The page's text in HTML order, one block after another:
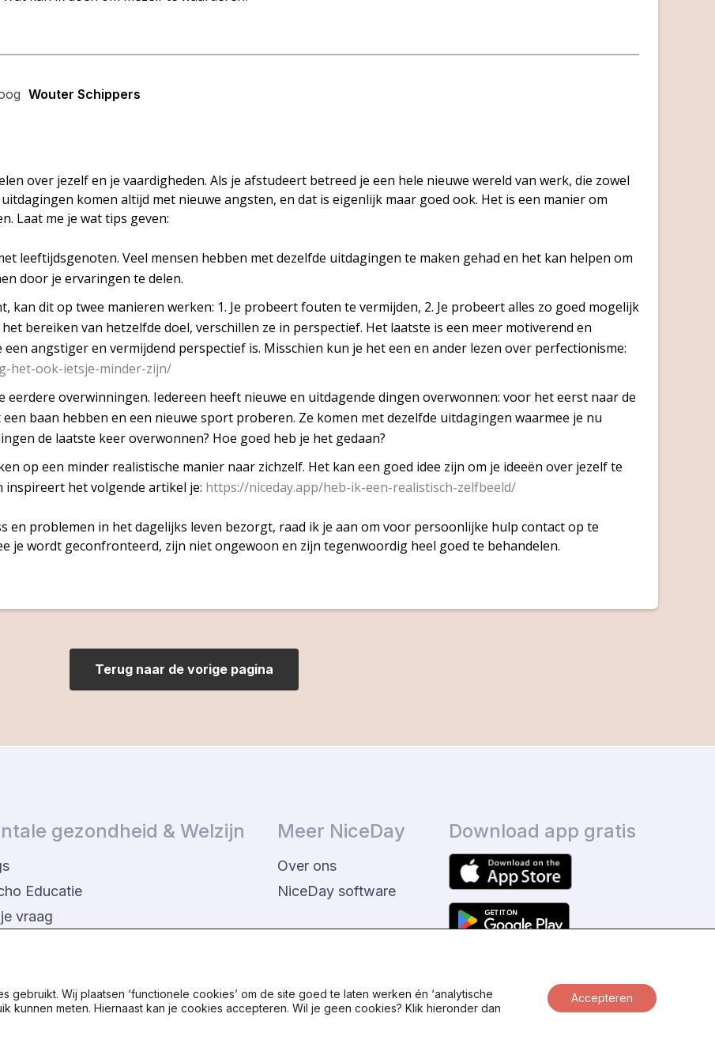
Wouter Schippers
over jezelf en je vaardigheden. Als je afstudeert betreed je een hele nieuwe wereld van werk, die zowel
komen altijd met nieuwe angsten, en dat is eigenlijk maar goed ook. Het is een manier om
Laat me je wat tips geven:
leeftijdsgenoten. Veel mensen hebben met dezelfde uitdagingen te maken gehad en het kan helpen om
door je ervaringen te delen.
kan dit op twee manieren werken: 1. Je probeert fouten te vermijden, 2. Je probeert alles zo goed mogelijk
bereiken van hetzelfde doel, verschillen ze in perspectief. Het laatste is een meer motiverend en
angstiger en vermijdend perspectief is. Misschien kun je het een en ander lezen over perfectionisme:
het-ook-ietsje-minder-zijn/
eerdere overwinningen. Iedereen heeft nieuwe en uitdagende dingen overwonnen: voor het eerst naar de
baan hebben en een nieuwe sport proberen. Ze komen met dezelfde uitdagingen waarmee je nu
de laatste keer overwonnen? Hoe goed heb je het gedaan?
op een minder realistische manier naar zichzelf. Het kan een goed idee zijn om je ideeën over jezelf te
inspireert het volgende artikel je: https://niceday.app/heb-ik-een-realistisch-zelfbeeld/
en problemen in het dagelijks leven bezorgt, raad ik je aan om voor persoonlijke hulp contact op te
je wordt geconfronteerd, zijn niet ongewoon en zijn tegenwoordig heel goed te behandelen.
Terug naar de vorige pagina
gezondheid & Welzijn
Educatie
vraag
Gestelde Vragen
Meer NiceDay
Over ons
NiceDay software
Download app gratis
Wij plaatsen ‘functionele cookies’ om de site goed te laten werken én ‘analytische
kunnen meten. Hiernaast kan je cookies accepteren. Wil je geen cookies? Klik hieronder dan
Accepteren